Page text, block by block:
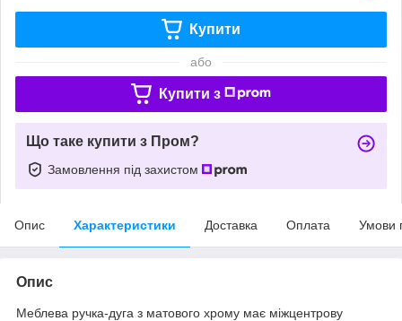
Купити
або
Купити з
Що таке купити з Пром?
Замовлення під захистом
Опис Характеристики Доставка Оплата Умови
Опис
Меблева ручка-дуга з матового хрому має міжцентрову